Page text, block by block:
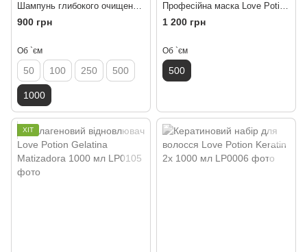
900 грн
Об `єм
50 100 250 500
1000
1 200 грн
Об `єм
500
ХІТ